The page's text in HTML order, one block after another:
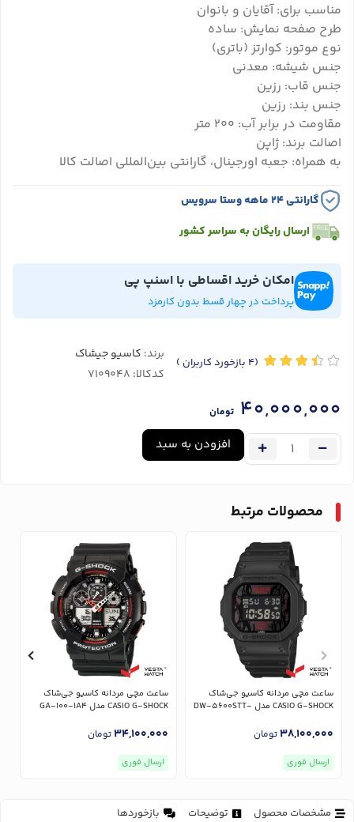
مناسب برای: آقایان و بانوان
طرح صفحه نمایش: ساده
نوع موتور: کوارتز (باتری)
جنس شیشه: معدنی
جنس قاب: رزین
جنس بند: رزین
مقاومت در برابر آب: 200 متر
اصالت برند: ژاپن
به همراه: جعبه اورجینال، گارانتی بین‌المللی اصالت کالا
گارانتی ۲۴ ماهه وستا سرویس
ارسال رایگان به سراسر کشور
امکان خرید اقساطی با اسنپ پی
پرداخت در چهار قسط بدون کارمزد
(4 بازخورد کاربران ) برند: کاسیو جیشاک
کدکالا:
40,000,000 تومان
افزودن به سبد
محصولات مرتبط
ساعت مچی مردانه کاسیو جی‌شاک
CASIO G-SHOCK مدل DW-5600STT-
38,100,000تومان
ارسال فوری
ساعت مچی مردانه کاسیو جی‌شاک
CASIO G-SHOCK مدل GA-100-1A4
34,100,000تومان
ارسال فوری
مشخصات محصول توضیحات بازخوردها